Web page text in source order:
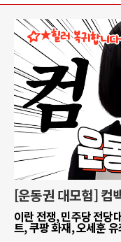
[운동권 대모험] 컴
이란 전쟁, 민주당 전당
트, 쿠팡 화재, 오세훈 유